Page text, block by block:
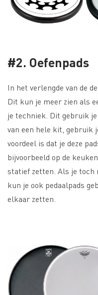
#2. Oefenpads
In het verlengde van de
Dit kun je meer zien als
je techniek. Dit gebruik
van een hele kit, gebruik
voordeel is dat je deze
bijvoorbeeld op de
statief zetten. Als je toch
kun je ook pedaalpads
elkaar zetten.